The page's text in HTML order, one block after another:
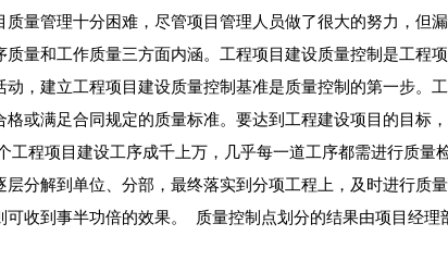
量管理十分困难，尽管项目管理人员做了很大的努力，但
量和工作质量三方面内涵。工程项目建设质量控制是工程
，建立工程项目建设质量控制基准是质量控制的第一步。
或满足合同规定的质量标准。要达到工程建设项目的目标
工程项目建设工序成千上万，几乎每一道工序都需进行质量
分解到单位、分部，最终落实到分项工程上，及时进行质
收到事半功倍的效果。 质量控制点划分的结果由项目经